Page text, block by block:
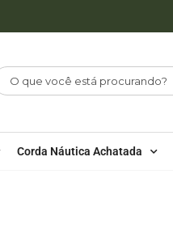
Corda Náutica Achatada